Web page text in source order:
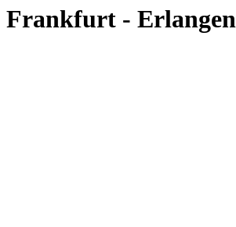
Frankfurt - Erlangen